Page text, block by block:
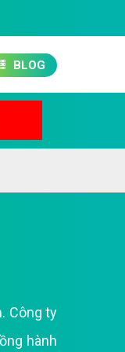
BLOG
Công ty
hành